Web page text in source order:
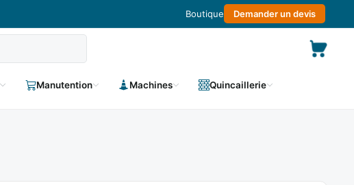
Boutique Demander un devis
Manutention Machines Quincaillerie